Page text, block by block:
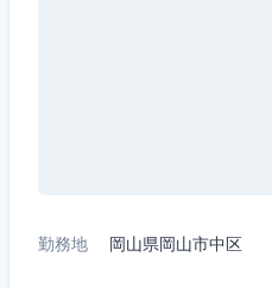
勤務地 岡山県岡山市中区